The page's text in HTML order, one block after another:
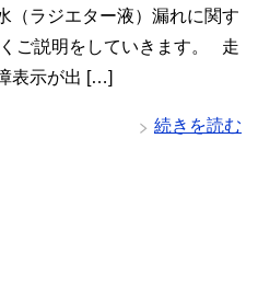
（ラジエター液）漏れに関す
ご説明をしていきます。 走
表示が出 […]
続きを読む